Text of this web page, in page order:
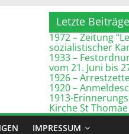
Letzte Beiträge
1972 – Zeitung
sozialistischer
1933 –
vom 21. Juni bis
1926 –
1920 –
1913-
Kirche St
IMPRESSUM